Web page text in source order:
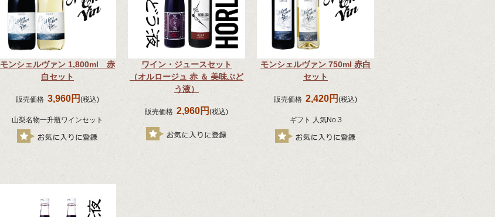
モンシェルヴァン 1,800ml 赤
白セット
販売価格 3,960円 (税込)
山梨名物一升瓶ワインセット
ワイン・ジュースセット
（オルロージュ 赤 ＆ 美味ぶど
う液）
販売価格 2,960円 (税込)
モンシェルヴァン 750ml 赤白
セット
販売価格 2,420円 (税込)
ギフト 人気No.3